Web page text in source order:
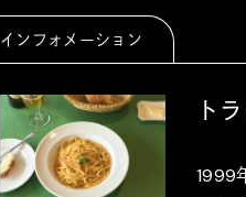
インフォメーション
ト
1999